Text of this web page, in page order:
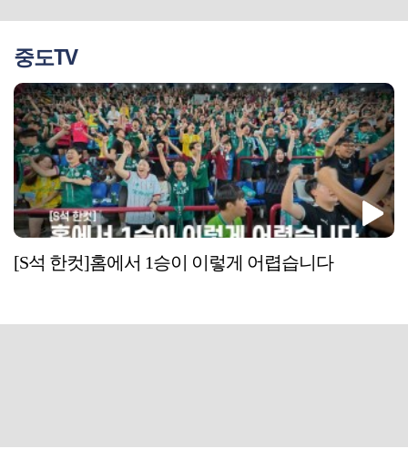
중도TV
[S석 한컷]홈에서 1승이 이렇게 어렵습니다